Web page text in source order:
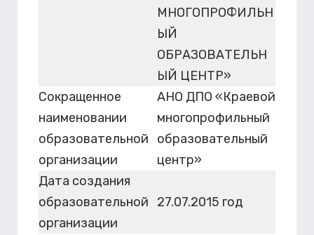
МНОГОПРОФИЛЬН
ЫЙ
ОБРАЗОВАТЕЛЬН
ЫЙ ЦЕНТР»
Сокращенное
наименовании
образовательной
организации
АНО ДПО «Краевой
многопрофильный
образовательный
центр»
Дата создания
образовательной
организации
27.07.2015 год